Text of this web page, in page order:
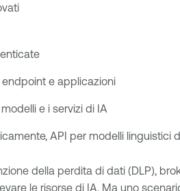
e applicazioni
e i servizi di IA
API per modelli
della perdita di dati (DLP),
le risorse di IA. Ma uno